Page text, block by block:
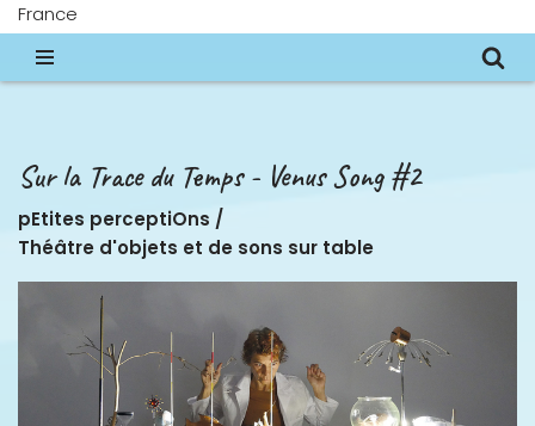
France
Sur la Trace du Temps - Venus Song #2
pEtites perceptiOns /
Théâtre d'objets et de sons sur table